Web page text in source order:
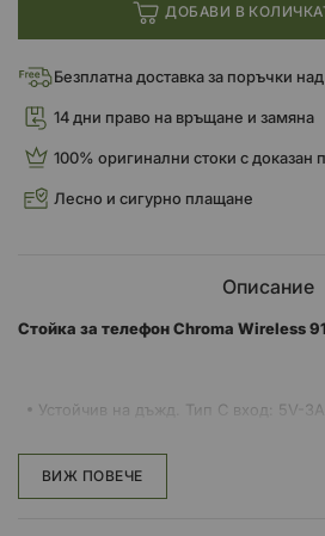
ДОБАВИ В
Безплатна доставка за поръчки
14 дни право на връщане и замяна
100% оригинални стоки с доказан
Лесно и сигурно плащане
Описание
Стойка за телефон Chroma Wireless
Устойчив на дъжд. Тип C вход: 5V-
Изходна мощност от 5W до 15W
Фиксиращи скоби от неръждаема
ВИЖ ПОВЕЧЕ